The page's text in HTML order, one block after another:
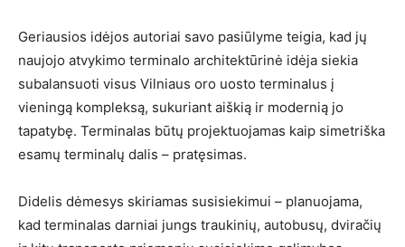
Geriausios idėjos autoriai savo pasiūlyme teigia, kad jų
naujojo atvykimo terminalo architektūrinė idėja siekia
subalansuoti visus Vilniaus oro uosto terminalus į
vieningą kompleksą, sukuriant aiškią ir modernią jo
tapatybę. Terminalas būtų projektuojamas kaip simetriška
esamų terminalų dalis – pratęsimas.
Didelis dėmesys skiriamas susisiekimui – planuojama,
kad terminalas darniai jungs traukinių, autobusų, dviračių